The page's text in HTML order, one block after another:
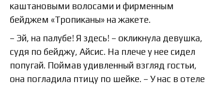
каштановыми волосами и фирменным
бейджем «Тропиканы» на жакете.
– Эй, на палубе! Я здесь! – окликнула девушка,
судя по бейджу, Айсис. На плече у нее сидел
попугай. Поймав удивленный взгляд гостьи,
она погладила птицу по шейке. – У нас в отеле